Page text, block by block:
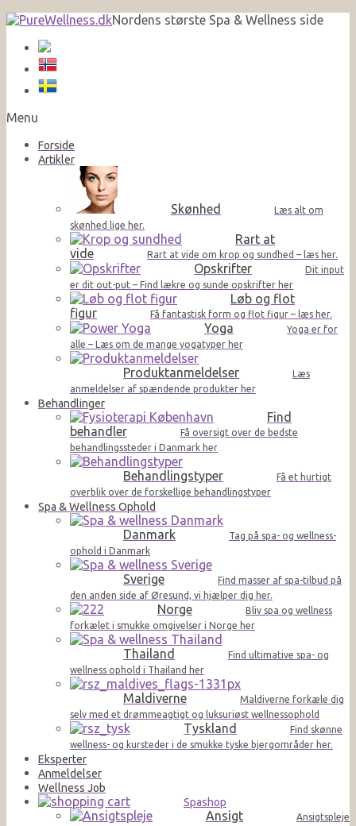
Nordens største Spa & Wellness side
Menu
Forside
Artikler
Skønhed
Læs alt om
skønhed lige her.
Rart at
vide
Rart at vide om krop og sundhed – læs her.
Opskrifter
Dit input
er dit out-put – Find lækre og sunde opskrifter her
Løb og flot
figur
Få fantastisk form og flot figur – læs her.
Yoga
Yoga er for
alle – Læs om de mange yogatyper her
Produktanmeldelser
Læs
anmeldelser af spændende produkter her
Behandlinger
Find
behandler
Få oversigt over de bedste
behandlingssteder i Danmark her
Behandlingstyper
Få et hurtigt
overblik over de forskellige behandlingstyper
Spa & Wellness Ophold
Danmark
Tag på spa- og wellness-
ophold i Danmark
Sverige
Find masser af spa-tilbud på
den anden side af Øresund, vi hjælper dig her.
Norge
Bliv spa og wellness
forkælet i smukke omgivelser i Norge her
Thailand
Find ultimative spa- og
wellness ophold i Thailand her
Maldiverne
Maldiverne forkæle dig
selv med et drømmeagtigt og luksuriøst wellnessophold
Tyskland
Find skønne
wellness- og kursteder i de smukke tyske bjergområder her.
Eksperter
Anmeldelser
Wellness Job
Spashop
Ansigt
Ansigtspleje